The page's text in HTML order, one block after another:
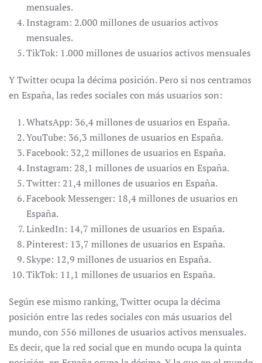
mensuales.
Instagram: 2.000 millones de usuarios activos
mensuales.
TikTok: 1.000 millones de usuarios activos mensuales
Y Twitter ocupa la décima posición. Pero si nos centramos
en España, las redes sociales con más usuarios son:
WhatsApp: 36,4 millones de usuarios en España.
YouTube: 36,3 millones de usuarios en España.
Facebook: 32,2 millones de usuarios en España.
Instagram: 28,1 millones de usuarios en España.
Twitter: 21,4 millones de usuarios en España.
Facebook Messenger: 18,4 millones de usuarios en
España.
LinkedIn: 14,7 millones de usuarios en España.
Pinterest: 13,7 millones de usuarios en España.
Skype: 12,9 millones de usuarios en España.
TikTok: 11,1 millones de usuarios en España.
Según ese mismo ranking, Twitter ocupa la décima
posición entre las redes sociales con más usuarios del
mundo, con 556 millones de usuarios activos mensuales.
Es decir, que la red social que en mundo ocupa la quinta